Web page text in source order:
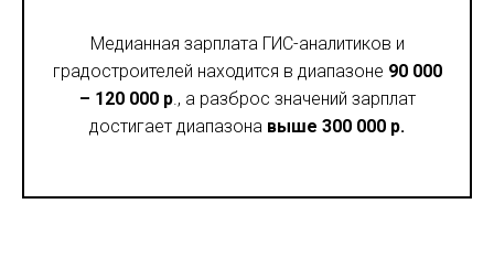
Медианная зарплата ГИС-аналитиков и
градостроителей находится в диапазоне 90 000
– 120 000 р., а разброс значений зарплат
достигает диапазона выше 300 000 р.